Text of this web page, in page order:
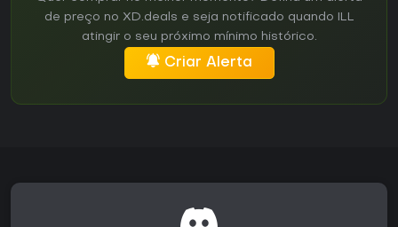
de preço no XD.deals e seja notificado quando ILL
atingir o seu próximo mínimo histórico.
Criar Alerta